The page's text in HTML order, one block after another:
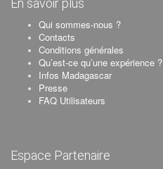
En savoir plus
Qui sommes-nous ?
Contacts
Conditions générales
Qu’est-ce qu’une expérience ?
Infos Madagascar
Presse
FAQ Utilisateurs
Espace Partenaire